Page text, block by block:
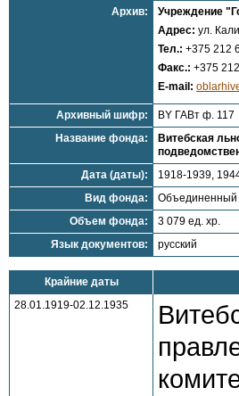
Архив:
Учреждение
Адрес: ул.
Тел.: +375 212
Факс.: +375
E-mail:
Архивный шифр:
BY ГАВт ф. 117
Название фонда:
Витебская
Дата (даты):
1918-1939,
Вид фонда:
Объем фонда:
3 079 ед. хр.
Язык документов:
русский
Крайние даты
28.01.1919-02.12.1935